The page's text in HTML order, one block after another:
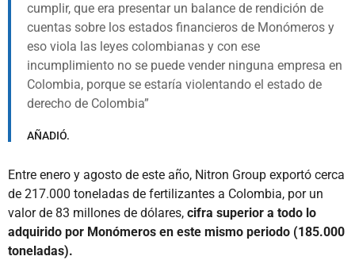
cumplir, que era presentar un balance de rendición de
cuentas sobre los estados financieros de Monómeros y
eso viola las leyes colombianas y con ese
incumplimiento no se puede vender ninguna empresa en
Colombia, porque se estaría violentando el estado de
derecho de Colombia
AÑADIÓ.
Entre enero y agosto de este año, Nitron Group exportó cerca
de 217.000 toneladas de fertilizantes a Colombia, por un
valor de 83 millones de dólares, cifra superior a todo lo
adquirido por Monómeros en este mismo periodo (185.000
toneladas).